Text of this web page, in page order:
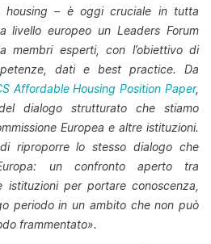
housing – è oggi cruciale in tutta
livello europeo un Leaders Forum
membri esperti, con l’obiettivo di
dati e best practice. Da
Affordable Housing Position Paper,
dialogo strutturato che stiamo
Europea e altre istituzioni.
riproporre lo stesso dialogo che
un confronto aperto tra
istituzioni per portare conoscenza,
periodo in un ambito che non può
frammentato».